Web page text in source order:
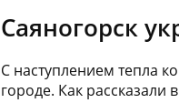
Саяногорск
С наступлением тепла
городе. Как рассказали